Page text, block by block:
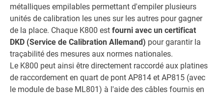
métalliques empilables permettant d'empiler plusieurs
unités de calibration les unes sur les autres pour gagner
de la place. Chaque K800 est fourni avec un certificat
DKD (Service de Calibration Allemand) pour garantir la
traçabilité des mesures aux normes nationales.
Le K800 peut ainsi être directement raccordé aux platines
de raccordement en quart de pont AP814 et AP815 (avec
le module de base ML801) à l'aide des câbles fournis en